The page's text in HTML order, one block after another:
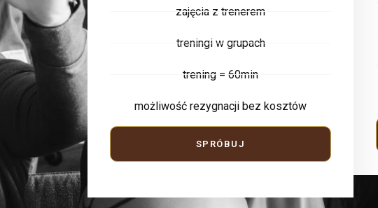
zajęcia z trenerem
treningi w grupach
trening = 60min
możliwość rezygnacji bez kosztów
SPRÓBUJ